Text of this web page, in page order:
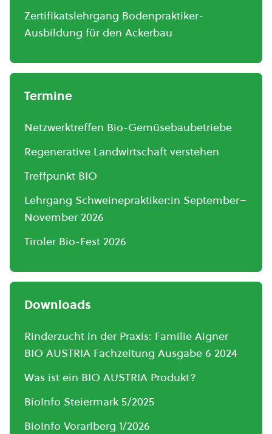
Zertifikatslehrgang Bodenpraktiker-
Ausbildung für den Ackerbau
Termine
Netzwerktreffen Bio-Gemüsebaubetriebe
Regenerative Landwirtschaft verstehen
Treffpunkt BIO
Lehrgang Schweinepraktiker:in September–
November 2026
Tiroler Bio-Fest 2026
Downloads
Rinderzucht in der Praxis: Familie Aigner
BIO AUSTRIA Fachzeitung Ausgabe 6 2024
Was ist ein BIO AUSTRIA Produkt?
BioInfo Steiermark 5/2025
BioInfo Vorarlberg 1/2026